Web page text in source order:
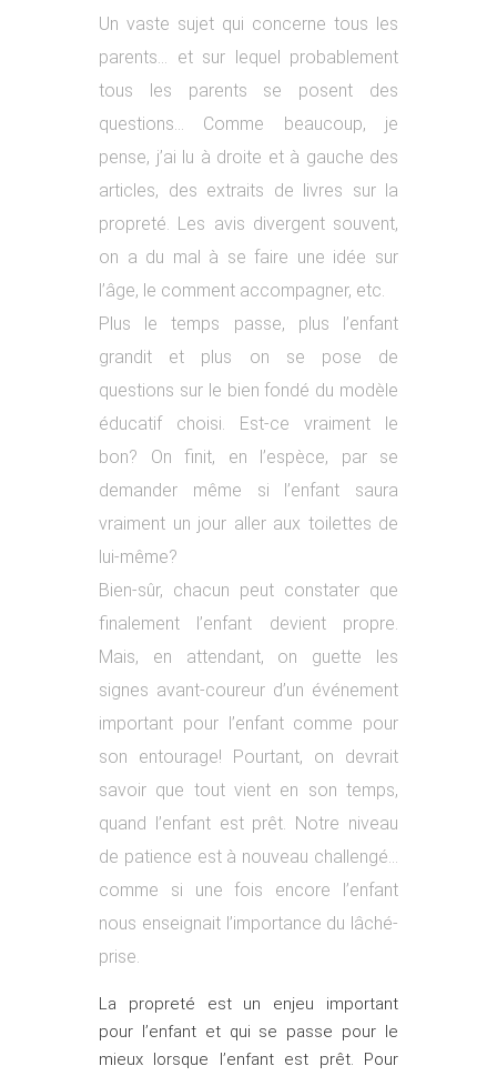
Un vaste sujet qui concerne tous les
parents… et sur lequel probablement
tous les parents se posent des
questions… Comme beaucoup, je
pense, j’ai lu à droite et à gauche des
articles, des extraits de livres sur la
propreté. Les avis divergent souvent,
on a du mal à se faire une idée sur
l’âge, le comment accompagner, etc.
Plus le temps passe, plus l’enfant
grandit et plus on se pose de
questions sur le bien fondé du modèle
éducatif choisi. Est-ce vraiment le
bon? On finit, en l’espèce, par se
demander même si l’enfant saura
vraiment un jour aller aux toilettes de
lui-même?
Bien-sûr, chacun peut constater que
finalement l’enfant devient propre.
Mais, en attendant, on guette les
signes avant-coureur d’un événement
important pour l’enfant comme pour
son entourage! Pourtant, on devrait
savoir que tout vient en son temps,
quand l’enfant est prêt. Notre niveau
de patience est à nouveau challengé…
comme si une fois encore l’enfant
nous enseignait l’importance du lâché-
prise.
La propreté est un enjeu important
pour l’enfant et qui se passe pour le
mieux lorsque l’enfant est prêt. Pour